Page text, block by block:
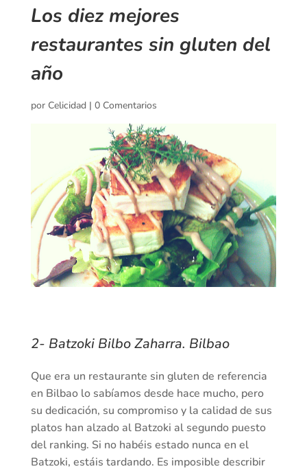
Los diez mejores
restaurantes sin gluten del
año
por Celicidad| 0 Comentarios
2- Batzoki Bilbo Zaharra. Bilbao
Que era un restaurante sin gluten de referencia
en Bilbao lo sabíamos desde hace mucho, pero
su dedicación, su compromiso y la calidad de sus
platos han alzado al Batzoki al segundo puesto
del ranking. Si no habéis estado nunca en el
Batzoki, estáis tardando. Es imposible describir